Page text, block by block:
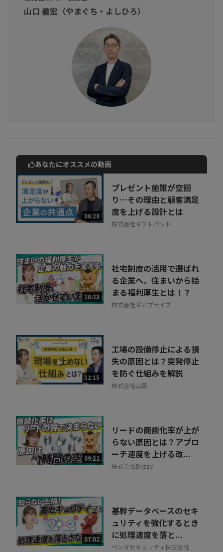
山口 義宏（やまぐち・よしひろ）
動画でご紹介しているサービスについて
お気軽にご相談・ご質問いただけます！
30秒でお申し込み可能
相談を希望する 無料
あなたにオススメの動画
06:28
プレゼント施策が空回
り…その理由と顧客満足
度を上げる設計とは
株式会社ギフトパッド
10:23
社宅制度の活用で選ばれ
る企業へ。住まいから始
まる福利厚生とは！？
株式会社ギガプライズ
12:15
工場の設備停止による損
失の原因とは？突発停止
を防ぐ仕組みを解説
株式会社山善
09:22
リードの商談化率が上が
らない原因とは？アプロ
ーチ速度を上げる改...
株式会社Brizzy
07:02
基幹データベースのセキ
ュリティを強化するとき
に処理速度を落と...
ペンタセキュリティ株式会社